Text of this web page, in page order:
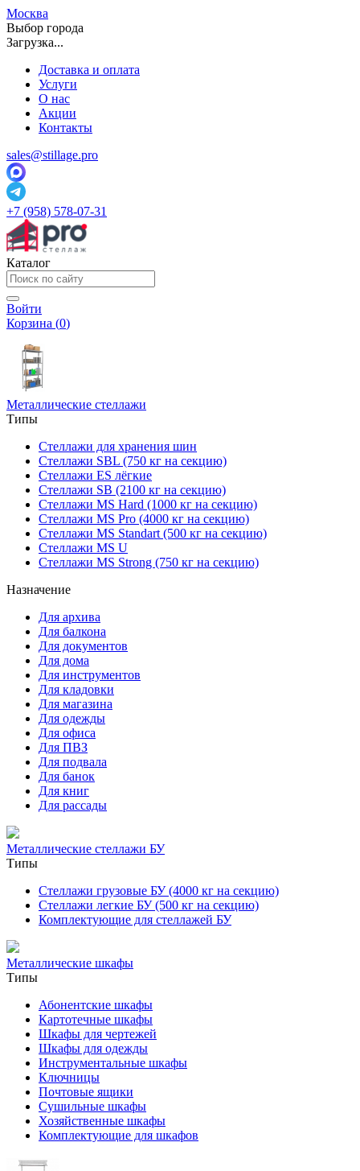
Москва
Выбор города
Загрузка...
Доставка и оплата
Услуги
О нас
Акции
Контакты
sales@stillage.pro
+7 (958) 578-07-31
Каталог
Войти
Корзина (0)
Металлические стеллажи
Типы
Стеллажи для хранения шин
Стеллажи SBL (750 кг на секцию)
Стеллажи ES лёгкие
Стеллажи SB (2100 кг на секцию)
Стеллажи MS Hard (1000 кг на секцию)
Стеллажи MS Pro (4000 кг на секцию)
Стеллажи MS Standart (500 кг на секцию)
Стеллажи MS U
Стеллажи MS Strong (750 кг на секцию)
Назначение
Для архива
Для балкона
Для документов
Для дома
Для инструментов
Для кладовки
Для магазина
Для одежды
Для офиса
Для ПВЗ
Для подвала
Для банок
Для книг
Для рассады
Металлические стеллажи БУ
Типы
Стеллажи грузовые БУ (4000 кг на секцию)
Стеллажи легкие БУ (500 кг на секцию)
Комплектующие для стеллажей БУ
Металлические шкафы
Типы
Абонентские шкафы
Картотечные шкафы
Шкафы для чертежей
Шкафы для одежды
Инструментальные шкафы
Ключницы
Почтовые ящики
Сушильные шкафы
Хозяйственные шкафы
Комплектующие для шкафов